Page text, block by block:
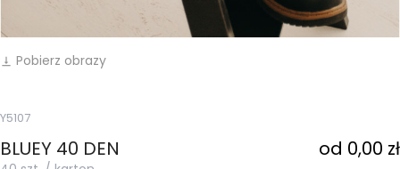
vertical_align_bottom Pobierz obrazy
Y5107
BLUEY 40 DEN od 0,00 zł